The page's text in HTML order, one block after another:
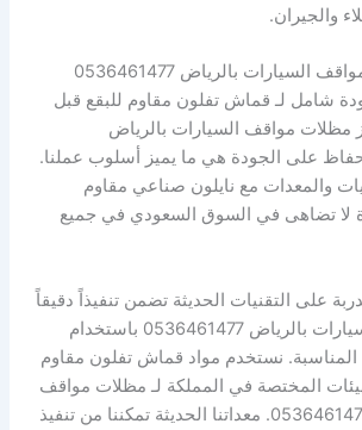
والجيران.
كل مشروع مظلات مواقف السيارات بالرياض 0536461477
شامل لـ قماش تفلون مقاوم للبقع قبل
مظلات مواقف السيارات بالرياض
مع الحفاظ على الجودة هي ما يميز أسلوب عملنا.
والمعدات مع نايلون صناعي مقاوم
لا تضاهى في السوق السعودي في جميع
على التقنيات الحديثة تضمن تنفيذاً دقيقاً
لـ مظلات مواقف السيارات بالرياض 0536461477 باستخدام
نستخدم مواد قماش تفلون مقاوم
المختصة في المملكة لـ مظلات مواقف
السيارات بالرياض 0536461477. معداتنا الحديثة تمكننا من تنفيذ